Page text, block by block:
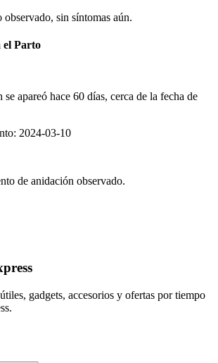
observado, sin síntomas aún.
el Parto
apareó hace 60 días, cerca de la fecha de
: 2024-03-10
de anidación observado.
gadgets, accesorios y ofertas por tiempo